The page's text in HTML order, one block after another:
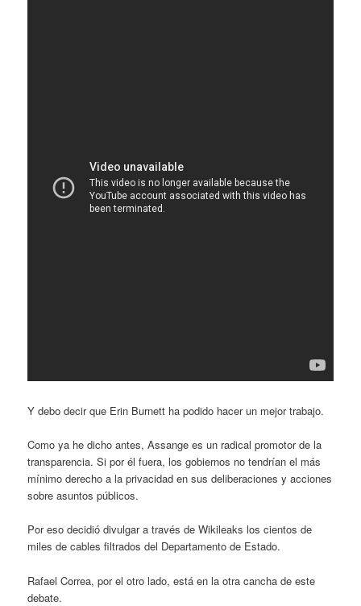
Y debo decir que Erin Burnett ha podido hacer un mejor trabajo.
Como ya he dicho antes, Assange es un radical promotor de la
transparencia. Si por él fuera, los gobiernos no tendrían el más
mínimo derecho a la privacidad en sus deliberaciones y acciones
sobre asuntos públicos.
Por eso decidió divulgar a través de Wikileaks los cientos de
miles de cables filtrados del Departamento de Estado.
Rafael Correa, por el otro lado, está en la otra cancha de este
debate.